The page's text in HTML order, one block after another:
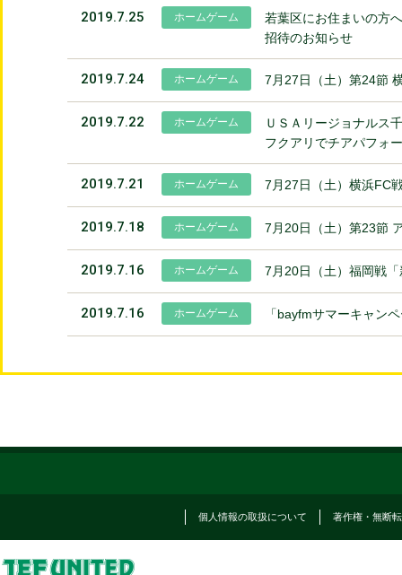
2019.7.25 ホームゲーム
若葉区にお住まいの方
招待のお知らせ
2019.7.24 ホームゲーム 7月27日（土）第24節
2019.7.22 ホームゲーム
ＵＳＡリージョナルス
フクアリでチアパフォ
2019.7.21 ホームゲーム 7月27日（土）横浜FC
2019.7.18 ホームゲーム 7月20日（土）第23節
2019.7.16 ホームゲーム 7月20日（土）福岡戦
2019.7.16 ホームゲーム 「bayfmサマーキャン
個人情報の取扱について 著作権・無断